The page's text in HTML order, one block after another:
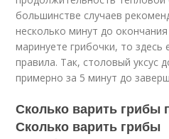
большинстве случаев
несколько минут до
маринуете грибочки, то здесь
правила. Так, столовый уксус
примерно за 5 минут до
Сколько варить грибы
Сколько варить грибы